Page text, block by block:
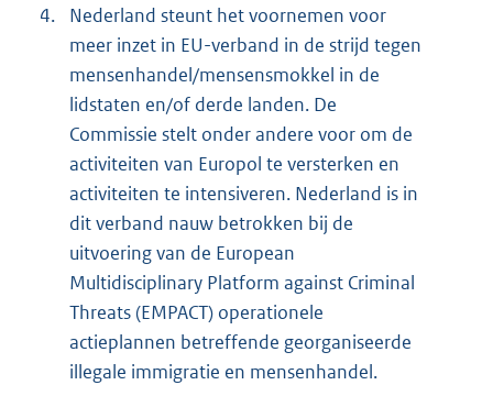
4.
Nederland steunt het voornemen voor
meer inzet in EU-verband in de strijd tegen
mensenhandel/mensensmokkel in de
lidstaten en/of derde landen. De
Commissie stelt onder andere voor om de
activiteiten van Europol te versterken en
activiteiten te intensiveren. Nederland is in
dit verband nauw betrokken bij de
uitvoering van de European
Multidisciplinary Platform against Criminal
Threats (EMPACT) operationele
actieplannen betreffende georganiseerde
illegale immigratie en mensenhandel.